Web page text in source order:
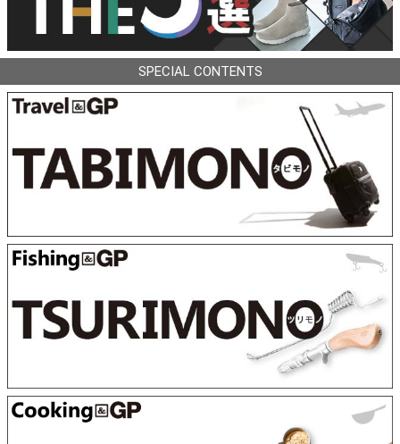
SPECIAL CONTENTS